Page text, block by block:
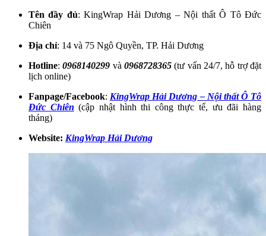
Tên đầy đủ: KingWrap Hải Dương – Nội thất Ô Tô Đức
Chiên
Địa chỉ: 14 và 75 Ngô Quyền, TP. Hải Dương
Hotline:0968140299 và0968728365 (tư vấn 24/7, hỗ trợ đặt
lịch online)
Fanpage/Facebook: KingWrap Hải Dương – Nội thất Ô Tô
Đức Chiên (cập nhật hình thi công thực tế, ưu đãi hàng
tháng)
Website: KingWrap Hải Dương